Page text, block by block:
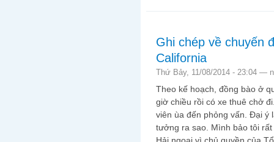
Ghi chép về chuyến
California
Thứ Bảy, 11/08/2014 - 23:04 —
Theo kế hoạch, đồng bào ở
giờ chiều rồi có xe thuê chở
viên ùa đến phỏng vấn. Đại ý
tưởng ra sao. Mình bảo tôi